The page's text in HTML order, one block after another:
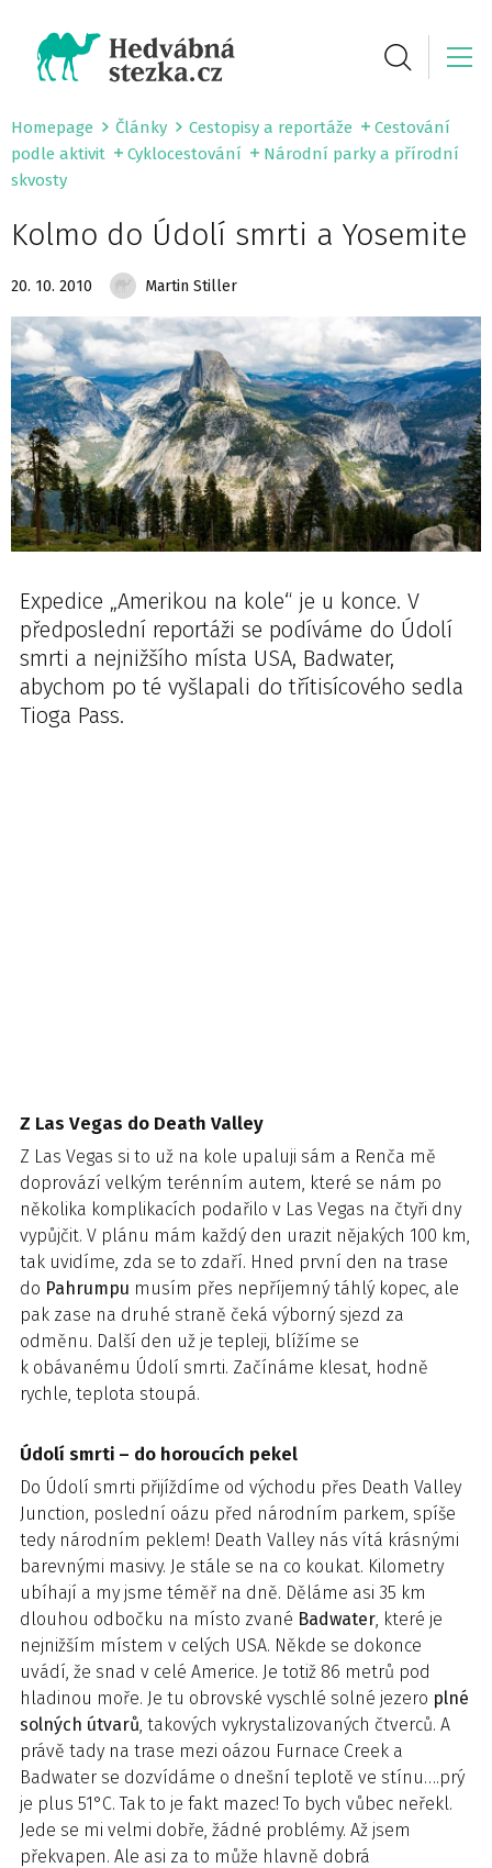
Homepage Články Cestopisy a reportáže
Cestování
podle aktivit
Cyklocestování
Národní parky a přírodní
skvosty
Kolmo do Údolí smrti a Yosemite
20. 10. 2010 Martin Stiller
Expedice „Amerikou na kole“ je u konce. V
předposlední reportáži se podíváme do Údolí
smrti a nejnižšího místa USA, Badwater,
abychom po té vyšlapali do třítisícového sedla
Tioga Pass.
Z Las Vegas do Death Valley
Z Las Vegas si to už na kole upaluji sám a Renča mě
doprovází velkým terénním autem, které se nám po
několika komplikacích podařilo v Las Vegas na čtyři dny
vypůjčit. V plánu mám každý den urazit nějakých 100 km,
tak uvidíme, zda se to zdaří. Hned první den na trase
do Pahrumpu musím přes nepříjemný táhlý kopec, ale
pak zase na druhé straně čeká výborný sjezd za
odměnu. Další den už je tepleji, blížíme se
k obávanému Údolí smrti. Začínáme klesat, hodně
rychle, teplota stoupá.
Údolí smrti – do horoucích pekel
Do Údolí smrti přijíždíme od východu přes Death Valley
Junction, poslední oázu před národním parkem, spíše
tedy národním peklem! Death Valley nás vítá krásnými
barevnými masivy. Je stále se na co koukat. Kilometry
ubíhají a my jsme téměř na dně. Děláme asi 35 km
dlouhou odbočku na místo zvané Badwater, které je
nejnižším místem v celých USA. Někde se dokonce
uvádí, že snad v celé Americe. Je totiž 86 metrů pod
hladinou moře. Je tu obrovské vyschlé solné jezero plné
solných útvarů, takových vykrystalizovaných čtverců. A
právě tady na trase mezi oázou Furnace Creek a
Badwater se dozvídáme o dnešní teplotě ve stínu….prý
je plus 51°C. Tak to je fakt mazec! To bych vůbec neřekl.
Jede se mi velmi dobře, žádné problémy. Až jsem
překvapen. Ale asi za to může hlavně dobrá